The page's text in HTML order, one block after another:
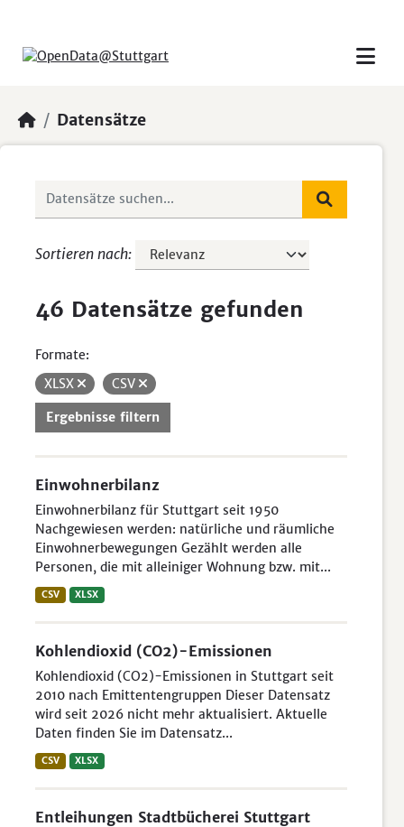
Datensätze
Sortieren nach
46 Datensätze gefunden
Formate:
XLSX
CSV
Ergebnisse filtern
Einwohnerbilanz
Einwohnerbilanz für Stuttgart seit 1950
Nachgewiesen werden: natürliche und räumliche
Einwohnerbewegungen Gezählt werden alle
Personen, die mit alleiniger Wohnung bzw. mit...
CSV XLSX
Kohlendioxid (CO2)-Emissionen
Kohlendioxid (CO2)-Emissionen in Stuttgart seit
2010 nach Emittentengruppen Dieser Datensatz
wird seit 2026 nicht mehr aktualisiert. Aktuelle
Daten finden Sie im Datensatz...
CSV XLSX
Entleihungen Stadtbücherei Stuttgart